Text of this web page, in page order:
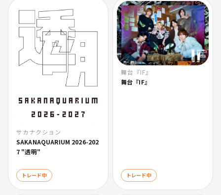
サカナクション
SAKANAQUARIUM 2026-202
7 "透明"
トレード中
舞台『IF』
舞台『IF』
トレード中